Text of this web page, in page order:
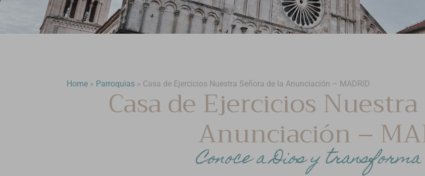
Home » Parroquias » Casa de Ejercicios Nuestra Señora de la Anunciación – MADRID
Casa de Ejercicios
Anunciación –
Conoce a Dios y